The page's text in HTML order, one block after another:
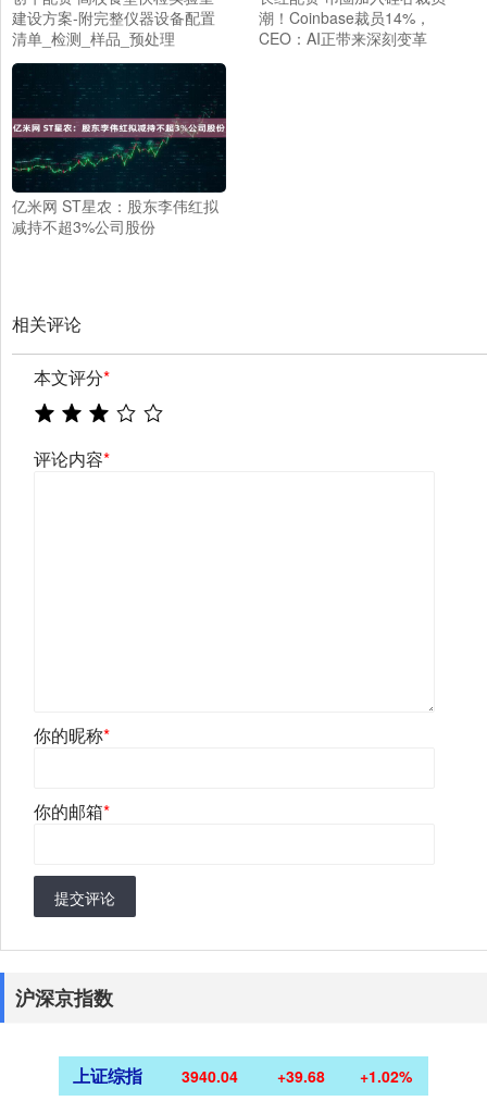
建设方案-附完整仪器设备配置
清单_检测_样品_预处理
潮！Coinbase裁员14%，
CEO：AI正带来深刻变革
亿米网 ST星农：股东李伟红拟
减持不超3%公司股份
相关评论
本文评分*
评论内容*
你的昵称*
你的邮箱*
提交评论
沪深京指数
上证综指 3940.04 +39.68 +1.02%